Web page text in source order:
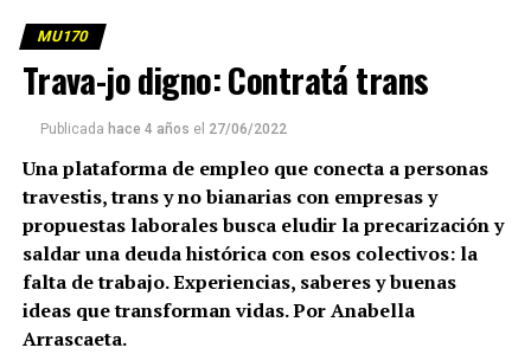
Parte del grupo en la metalúrgica. Foto: Lina Etchesuri.
(más…)
MU170
Trava-jo digno: Contratá trans
Publicada hace 4 años el 27/06/2022
Una plataforma de empleo que conecta a personas
travestis, trans y no bianarias con empresas y
propuestas laborales busca eludir la precarización y
saldar una deuda histórica con esos colectivos: la
falta de trabajo. Experiencias, saberes y buenas
ideas que transforman vidas. Por Anabella
Arrascaeta.